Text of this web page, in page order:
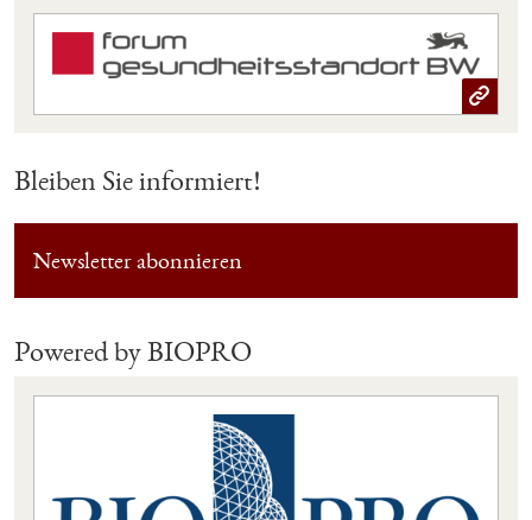
Bleiben Sie informiert!
Newsletter abonnieren
Powered by BIOPRO